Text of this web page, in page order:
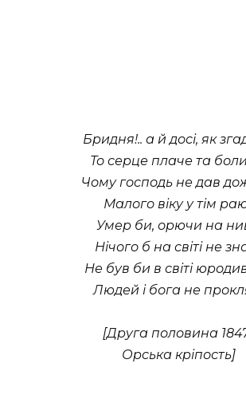
Бридня!.. а й досі, як
То серце плаче та
Чому господь не дав
Малого віку у тім
Умер би, орючи на
Нічого б на світі не
Не був би в світі
Людей і бога не
[Друга половина
Орська кріпость]